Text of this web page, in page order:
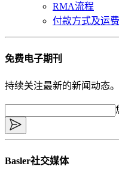
RMA流程
付款方式及运
免费电子期刊
持续关注最新的新闻动态。
Basler社交媒体